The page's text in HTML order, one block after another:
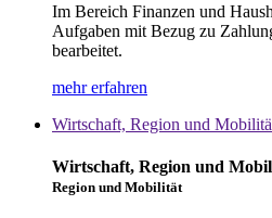
Im Bereich Finanzen und
Aufgaben mit Bezug zu
bearbeitet.
mehr erfahren
Wirtschaft, Region und
Wirtschaft, Region und
Region und Mobilität